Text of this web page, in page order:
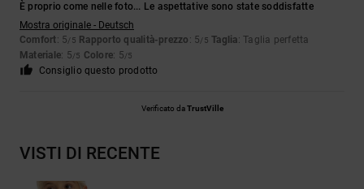
È proprio come nelle foto... Le aspettative sono state soddisfatte
Mostra originale - Deutsch
Comfort: 5/5 Rapporto qualità-prezzo : 5/5 Taglia: Taglia perfetta
Materiale: 5/5 Colore: 5/5
Consiglio questo prodotto
Verificato daTrustVille
VISTI DI RECENTE